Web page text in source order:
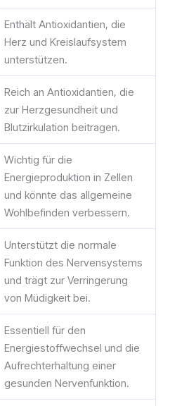
Enthält Antioxidantien, die
Herz und Kreislaufsystem
unterstützen.
Reich an Antioxidantien, die
zur Herzgesundheit und
Blutzirkulation beitragen.
Wichtig für die
Energieproduktion in Zellen
und könnte das allgemeine
Wohlbefinden verbessern.
Unterstützt die normale
Funktion des Nervensystems
und trägt zur Verringerung
von Müdigkeit bei.
Essentiell für den
Energiestoffwechsel und die
Aufrechterhaltung einer
gesunden Nervenfunktion.